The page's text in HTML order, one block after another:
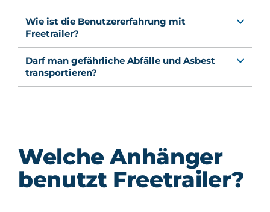
Wie ist die Benutzererfahrung mit
Freetrailer?
Darf man gefährliche Abfälle und Asbest
transportieren?
Welche Anhänger
benutzt Freetrailer?